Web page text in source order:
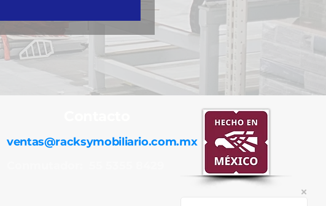
ventas@racksymobiliario.com.mx